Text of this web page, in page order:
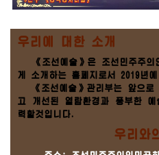
우리에 대한 소개
《조선예술》은 조선민주주의
게 소개하는 홈페지로서 2019년
《조선예술》관리부는 앞으로
고 개선된 열람환경과 풍부한
력할것입니다.
우리와